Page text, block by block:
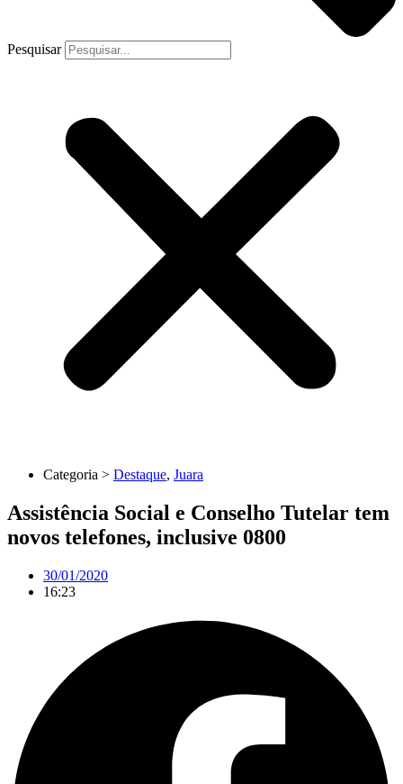
Pesquisar
Categoria > Destaque, Juara
Assistência Social e Conselho Tutelar tem
novos telefones, inclusive 0800
30/01/2020
16:23